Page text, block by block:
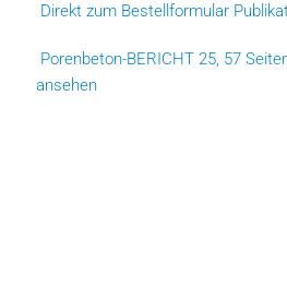
Direkt zum Bestellformular
Porenbeton-BERICHT 25, 57
ansehen